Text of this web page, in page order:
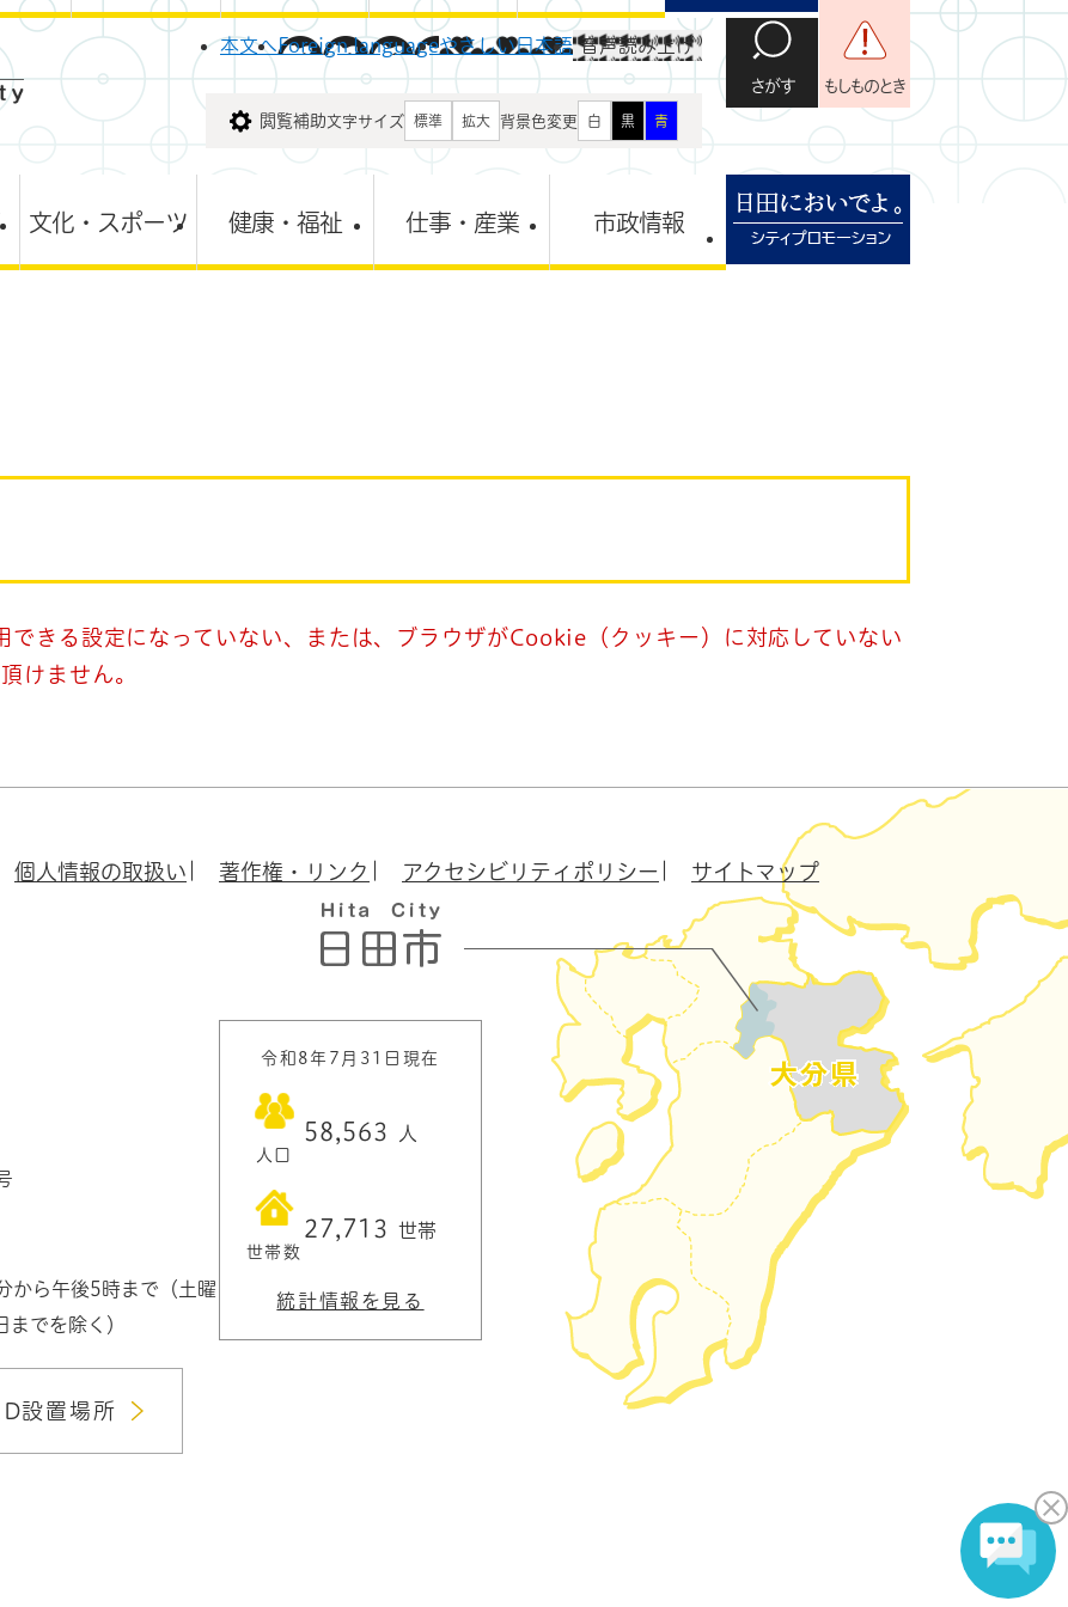
メニューを飛ばして本文へ
本文へForeign languageやさしい日本語 音声読み上げ
閲覧補助文字サイズ 標準 拡大 背景色変更 白 黒 青
さがす もしものとき
文化・スポーツ 健康・福祉 仕事・産業 市政情報
きる設定になっていない、または、ブラウザがCookie（クッキー）に対応していない
けません。
個人情報の取扱い 著作権・リンク アクセシビリティポリシー サイトマップ
から午後5時まで（土曜
でを除く）
設置場所
令和8年7月31日現在
人口
58,563 人
世帯数
27,713 世帯
統計情報を見る